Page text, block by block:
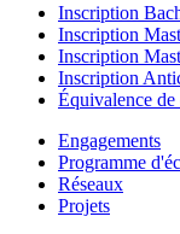
Inscription
Inscription
Inscription
Inscription
Équivalence
Engagements
Programme
Réseaux
Projets